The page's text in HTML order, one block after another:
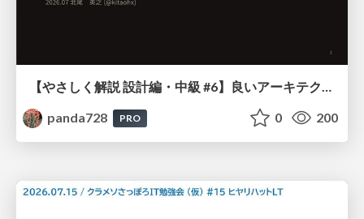
【やさしく解説 設計編・中級 #6】良いアーキテクチャとは ～ 一本の登り道の、行き先 ～
panda728
PRO 0 200